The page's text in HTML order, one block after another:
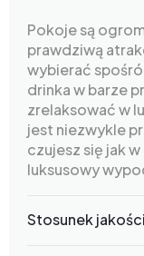
Pokoje są
prawdziwą
wybierać
drinka w barze
zrelaksować w
jest niezwykle
czujesz się jak
luksusowy
Stosunek